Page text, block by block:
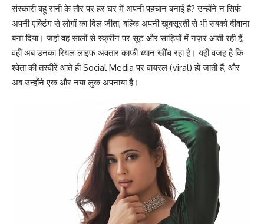
संस्कारी बहू रानी के तौर पर हर घर में अपनी पहचान बनाई है? उन्होंने न सिर्फ
अपनी एक्टिंग से लोगों का दिल जीता, बल्कि अपनी खूबसूरती से भी सबको दीवाना
बना दिया। जहां वह सालों से स्क्रीन पर सूट और साड़ियों में नज़र आती रही हैं,
वहीं अब उनका रियल लाइफ अवतार काफी ध्यान खींच रहा है। यही वजह है कि
श्वेता की तस्वीरें आते ही Social Media पर वायरल (viral) हो जाती हैं, और
अब उन्होंने एक और नया लुक अपनाया है।